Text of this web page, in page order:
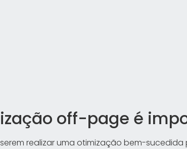
off-page é
realizar uma otimização bem-